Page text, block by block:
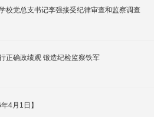
校党总支书记李强接受纪律审查和监察调查
正确政绩观 锻造纪检监察铁军
4月1日】